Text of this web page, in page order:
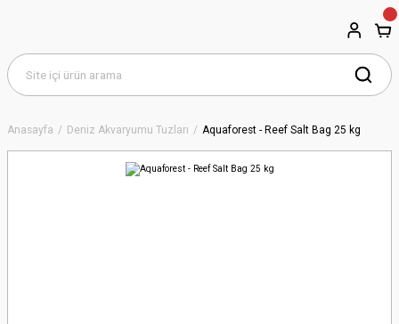
Anasayfa Deniz Akvaryumu Tuzları Aquaforest - Reef Salt Bag 25 kg